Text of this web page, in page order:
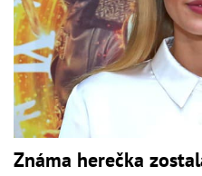
Známa herečka